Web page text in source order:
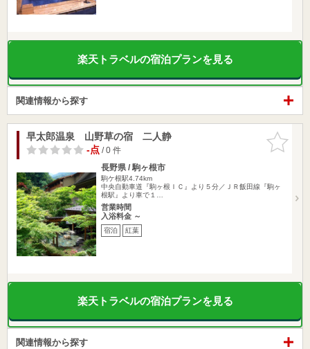
楽天トラベルの宿泊プランを見る
関連情報から探す
お気に入
りに追加
早太郎温泉 山野草の宿 二人静
-点/ 0 件
長野県 / 駒ヶ根市
駒ケ根駅4.74km
中央自動車道『駒ヶ根ＩＣ』より５分／ＪＲ飯田線『駒ヶ
根駅』より車で１…
営業時間
入浴料金 ～
宿泊 紅葉
楽天トラベルの宿泊プランを見る
関連情報から探す